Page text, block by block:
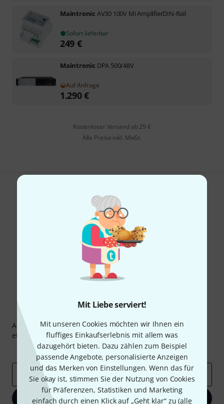
Mit Liebe serviert!
Mit unseren Cookies möchten wir Ihnen ein
fluffiges Einkaufserlebnis mit allem was
dazugehört bieten. Dazu zählen zum Beispiel
passende Angebote, personalisierte Anzeigen
und das Merken von Einstellungen. Wenn das für
Sie okay ist, stimmen Sie der Nutzung von Cookies
für Präferenzen, Statistiken und Marketing
einfach durch einen Klick auf „Geht klar“ zu (alle
Maintronic AV30 100V Mi AmplifierDIN-Rail
Sofort lieferbar
249 €
Maintronic DPA 500/48V
Auf Anfrage
1.290€
Kostenloser Versand ab 29 €
Alle Preise inkl. MwSt.
Gefällt Ihnen, was Sie sehen?
Hilfe & Feedback
Abonniere den Thomann Newsletter und gewinne mit
etwas Glück einen von50 Gutscheinenüber jeweils
Inspirierende Beiträge
Deals Thomann Insights
E-Mail-Adresse *
Jetzt anmelden